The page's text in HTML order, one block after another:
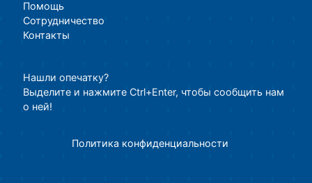
Помощь
Сотрудничество
Контакты
Нашли опечатку?
Выделите и нажмите Ctrl+Enter, чтобы сообщить нам
о ней!
Политика конфиденциальности